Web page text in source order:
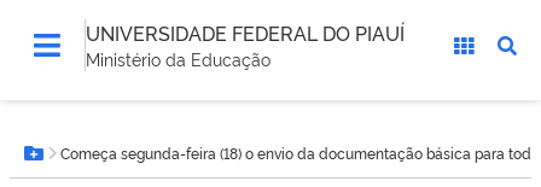
UNIVERSIDADE FEDERAL DO PIAUÍ
Ministério da Educação
está
aqui:Botão Menu
Começa segunda-feira (18) o envio da documentação básica para